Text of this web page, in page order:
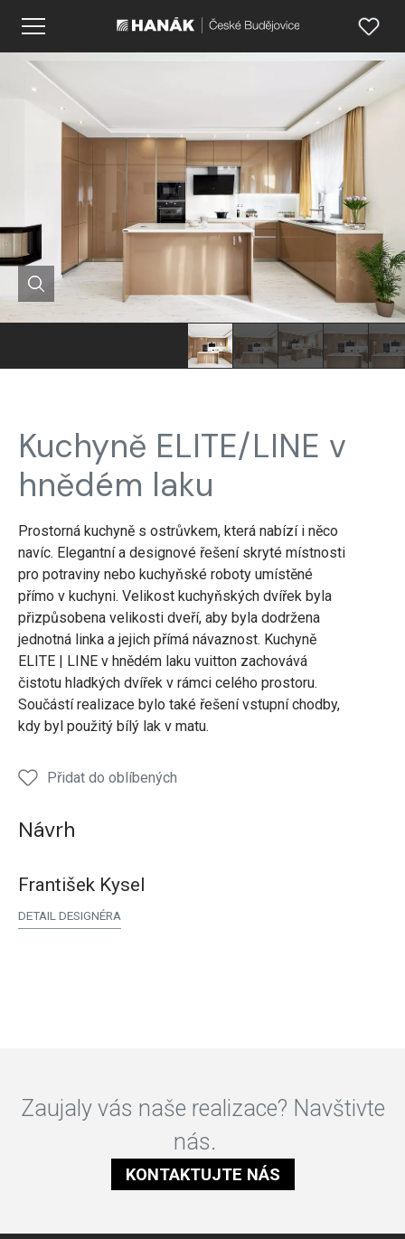
Kuchyně ELITE/LINE v
hnědém laku
Prostorná kuchyně s ostrůvkem, která nabízí i něco
navíc. Elegantní a designové řešení skryté místnosti
pro potraviny nebo kuchyňské roboty umístěné
přímo v kuchyni. Velikost kuchyňských dvířek byla
přizpůsobena velikosti dveří, aby byla dodržena
jednotná linka a jejich přímá návaznost. Kuchyně
ELITE | LINE v hnědém laku vuitton zachovává
čistotu hladkých dvířek v rámci celého prostoru.
Součástí realizace bylo také řešení vstupní chodby,
kdy byl použitý bílý lak v matu.
Přidat do oblíbených
Návrh
František Kysel
DETAIL DESIGNÉRA
Zaujaly vás naše realizace? Navštivte
nás.
KONTAKTUJTE NÁS